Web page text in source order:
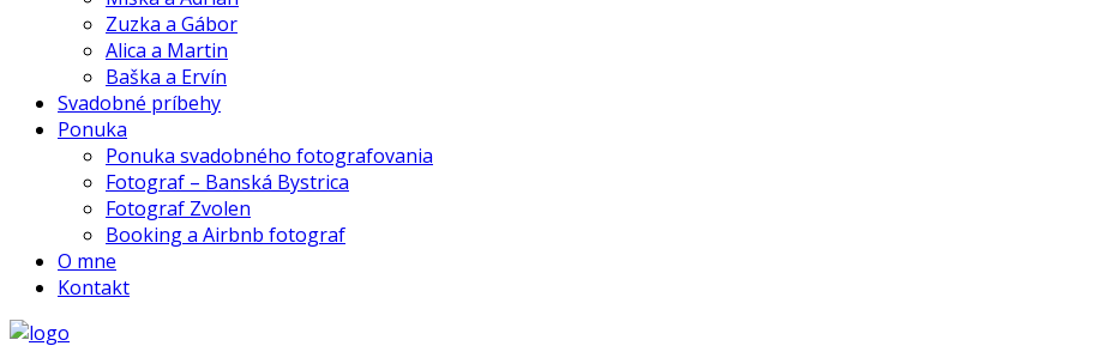
Zuzka a Gábor
Alica a Martin
Baška a Ervín
Svadobné príbehy
Ponuka
Ponuka svadobného fotografovania
Fotograf – Banská Bystrica
Fotograf Zvolen
Booking a Airbnb fotograf
O mne
Kontakt